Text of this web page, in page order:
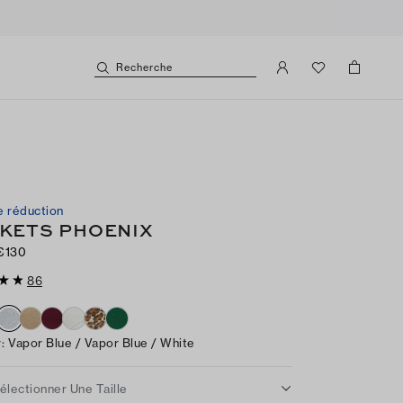
Recherche
réduction
PHOENIX
86
: Vapor Blue / Vapor Blue / White
Une Taille